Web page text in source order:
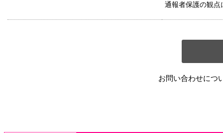
通報者保護の観点
お問い合わせにつ